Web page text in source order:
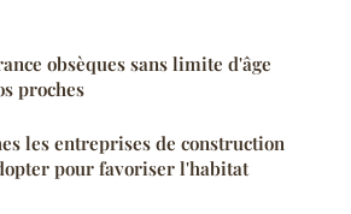
obsèques sans limite d'âge
proches
les entreprises de construction
pour favoriser l'habitat